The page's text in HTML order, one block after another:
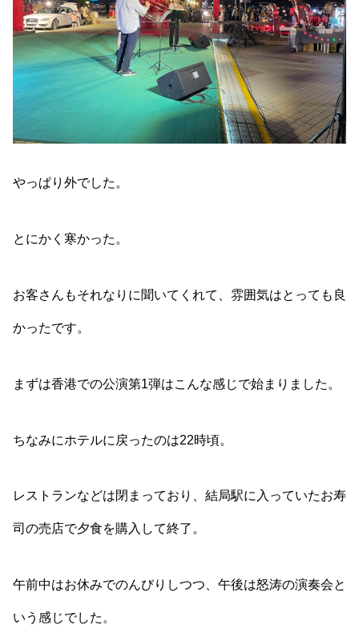
やっぱり外でした。
とにかく寒かった。
お客さんもそれなりに聞いてくれて、雰囲気はとっても良
かったです。
まずは香港での公演第1弾はこんな感じで始まりました。
ちなみにホテルに戻ったのは22時頃。
レストランなどは閉まっており、結局駅に入っていたお寿
司の売店で夕食を購入して終了。
午前中はお休みでのんびりしつつ、午後は怒涛の演奏会と
いう感じでした。